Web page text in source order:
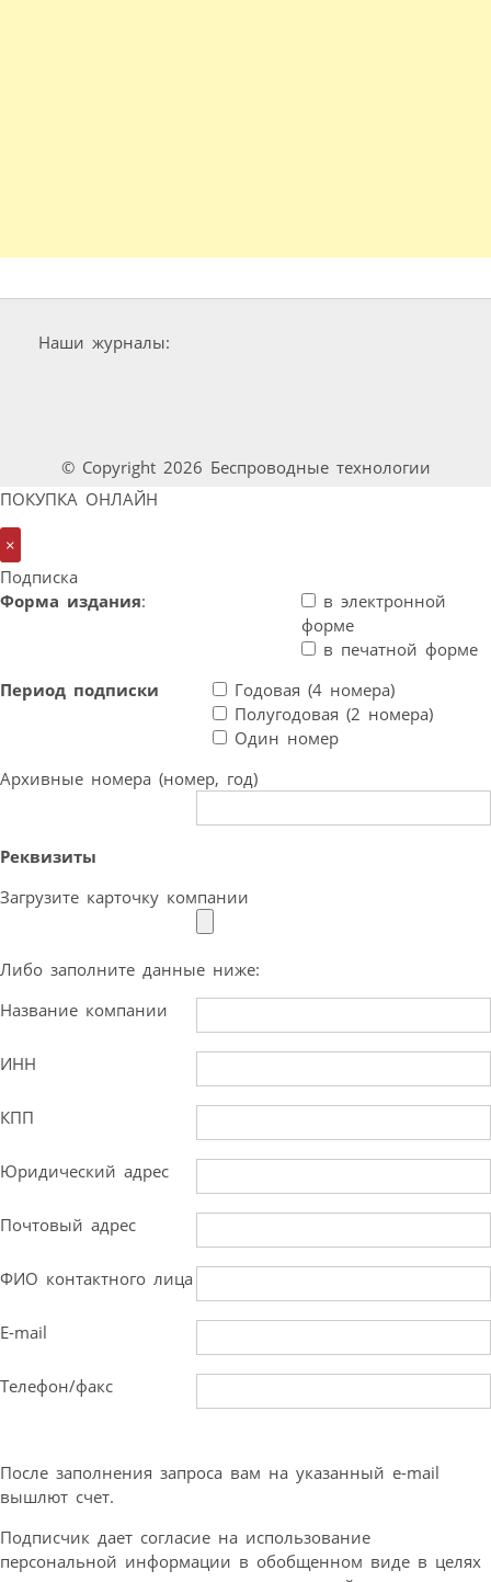
Наши журналы:
© Copyright 2026 Беспроводные технологии
ПОКУПКА ОНЛАЙН
×
Подписка
Форма издания:
в электронной
форме
в печатной форме
Период подписки
Годовая (4 номера)
Полугодовая (2 номера)
Один номер
Архивные номера (номер, год)
Реквизиты
Загрузите карточку компании
Либо заполните данные ниже:
Название компании
ИНН
КПП
Юридический адрес
Почтовый адрес
ФИО контактного лица
E-mail
Телефон/факс
После заполнения запроса вам на указанный e-mail
вышлют счет.
Подписчик дает согласие на использование
персональной информации в обобщенном виде в целях